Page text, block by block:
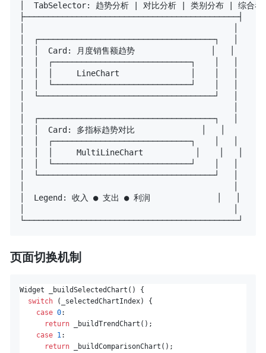
│  TabSelector: 趋势分析 | 对比分析 | 类别分布 | 综合
├─────────────────────────────────────────────┤
│  ┌─────────────────────────────────────┐   │
│  │  Card: 月度销售额趋势                │   │
│  │  ┌─────────────────────────────┐    │   │
│  │  │     LineChart               │    │   │
│  │  └─────────────────────────────┘    │   │
│  └─────────────────────────────────────┘   │
│  ┌─────────────────────────────────────┐   │
│  │  Card: 多指标趋势对比              │   │
│  │  ┌─────────────────────────────┐    │   │
│  │  │     MultiLineChart           │    │   │
│  │  └─────────────────────────────┘    │   │
│  └─────────────────────────────────────┘   │
│  Legend: 收入 ● 支出 ● 利润              │   │
页面切换机制
Widget _buildSelectedChart() {
switch (_selectedChartIndex) {
case 0:
return _buildTrendChart();
case 1:
return _buildComparisonChart();